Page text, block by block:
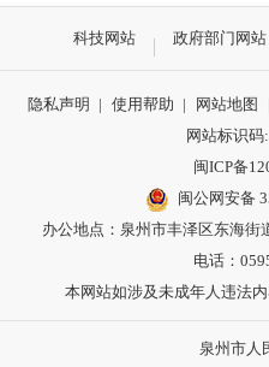
科技网站 政府部门网站
隐私声明 | 使用帮助 | 网站地图
网站标识码
闽ICP备
闽公网安备
办公地点：泉州市丰泽区东海街
电话：
本网站如涉及未成年人违法
泉州市人